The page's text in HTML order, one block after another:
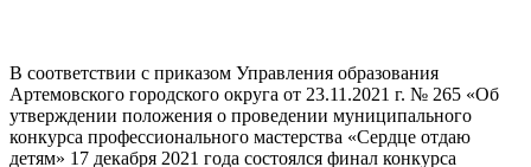
В соответствии с приказом Управления образования
Артемовского городского округа от 23.11.2021 г. № 265 «Об
утверждении положения о проведении муниципального
конкурса профессионального мастерства «Сердце отдаю
детям» 17 декабря 2021 года состоялся финал конкурса